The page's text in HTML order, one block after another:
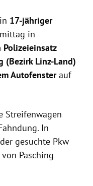
17-jähriger
in
Polizeieinsatz
(Bezirk Linz-Land)
Autofensterauf
Streifenwagen
In
gesuchte Pkw
Pasching